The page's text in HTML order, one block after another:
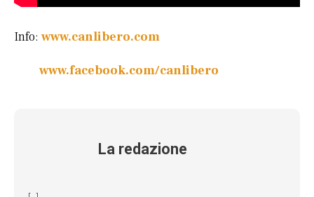
Info: www.canlibero.com
www.facebook.com/canlibero
La redazione